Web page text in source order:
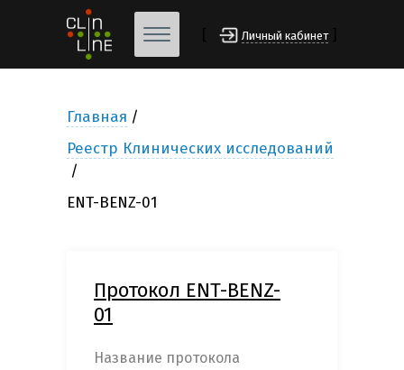
Личный кабинет
Главная
Реестр Клинических исследований
ENT-BENZ-01
Протокол ENT-BENZ-
01
Название протокола